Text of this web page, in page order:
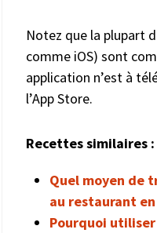
Notez que la plupart
comme iOS) sont
application n’est à
l’App Store.
Recettes similaires :
Quel moyen de
au restaurant
Pourquoi